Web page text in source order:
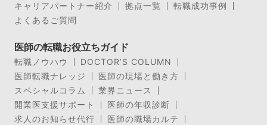
キャリアパートナー紹介
拠点一覧
転職成功事例
よくあるご質問
医師の転職お役立ちガイド
転職ノウハウ
DOCTOR’S COLUMN
医師転職ナレッジ
医師の現場と働き方
スペシャルコラム
業界ニュース
開業医支援サポート
医師の年収診断
求人のお知らせ代行
医師の職場カルテ